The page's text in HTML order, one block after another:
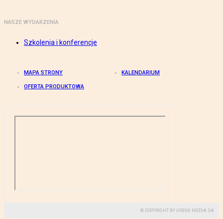
NASZE WYDARZENIA
Szkolenia i konferencje
MAPA STRONY KALENDARIUM
OFERTA PRODUKTOWA
© COPYRIGHT BY GREMI MEDIA SA